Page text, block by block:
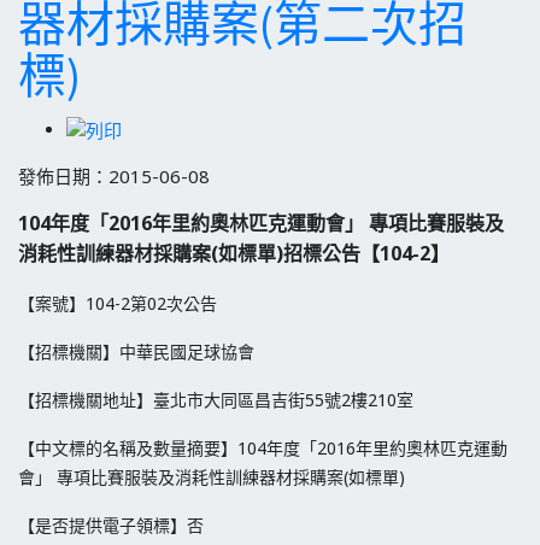
器材採購案(第二次招
標)
發佈日期：2015-06-08
104年度「2016年里約奧林匹克運動會」 專項比賽服裝及
消耗性訓練器材採購案(如標單)招標公告【104-2】
【案號】104-2第02次公告
【招標機關】中華民國足球協會
【招標機關地址】臺北市大同區昌吉街55號2樓210室
【中文標的名稱及數量摘要】104年度「2016年里約奧林匹克運動
會」 專項比賽服裝及消耗性訓練器材採購案(如標單)
【是否提供電子領標】否